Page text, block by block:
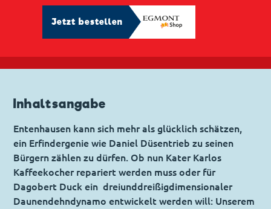
Jetzt bestellen
Inhaltsangabe
Entenhausen kann sich mehr als glücklich schätzen,
ein Erfindergenie wie Daniel Düsentrieb zu seinen
Bürgern zählen zu dürfen. Ob nun Kater Karlos
Kaffeekocher repariert werden muss oder für
Dagobert Duck ein dreiunddreißigdimensionaler
Daunendehndynamo entwickelt werden will: Unserem